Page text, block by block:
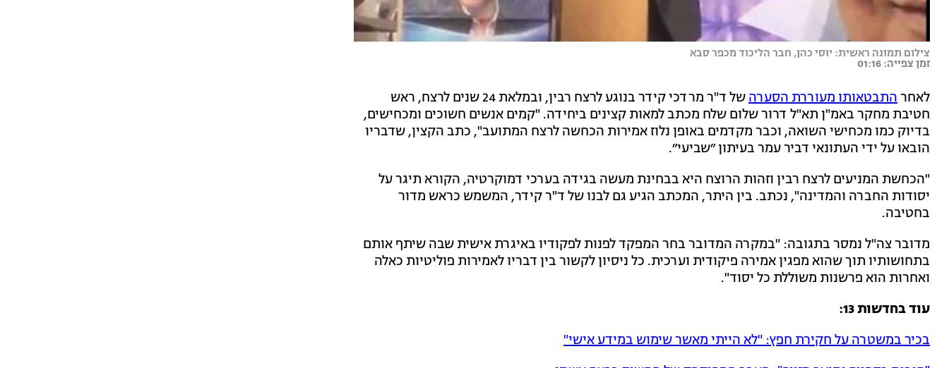
צילום תמונה ראשית: יוסי כהן, חבר הליכוד מכפר סבא
זמן צפייה: 01:16
לאחרהתבטאותו מעוררת הסערה
של ד"ר מרדכי קידר בנוגע לרצח רבין, ובמלאת 24 שנים לרצח, ראש
חטיבת מחקר באמ"ן תא"ל דרור שלום שלח מכתב למאות קצינים ביחידה. "קמים אנשים חשוכים ומכחישים,
בדיוק כמו מכחישי השואה, וכבר מקדמים באופן נלוז אמירות הכחשה לרצח המתועב", כתב הקצין, שדבריו
הובאו על ידי העתונאי דביר עמר בעיתון ״שביעי״.
"הכחשת המניעים לרצח רבין וזהות הרוצח היא בבחינת מעשה בגידה בערכי דמוקרטיה, הקורא תיגר על
יסודות החברה והמדינה", נכתב. בין היתר, המכתב הגיע גם לבנו של ד"ר קידר, המשמש כראש מדור
בחטיבה.
מדובר צה"ל נמסר בתגובה: "במקרה המדובר בחר המפקד לפנות לפקודיו באיגרת אישית שבה שיתף אותם
בתחושותיו תוך שהוא מפגין אמירה פיקודית וערכית. כל ניסיון לקשור בין דבריו לאמירות פוליטיות כאלה
ואחרות הוא פרשנות משוללת כל יסוד".
עוד בחדשות 13:
בכיר במשטרה על חקירת חפץ: "לא הייתי מאשר שימוש במידע אישי"